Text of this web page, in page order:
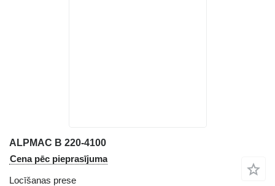
ALPMAC B 220-4100
Cena pēc pieprasījuma
Locīšanas prese